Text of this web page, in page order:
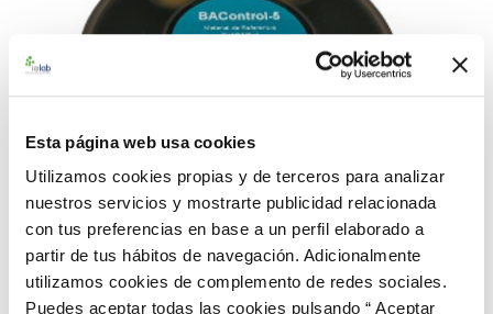
Esta página web usa cookies
Utilizamos cookies propias y de terceros para analizar
nuestros servicios y mostrarte publicidad relacionada
con tus preferencias en base a un perfil elaborado a
partir de tus hábitos de navegación. Adicionalmente
utilizamos cookies de complemento de redes sociales.
Puedes aceptar todas las cookies pulsando “ Aceptar